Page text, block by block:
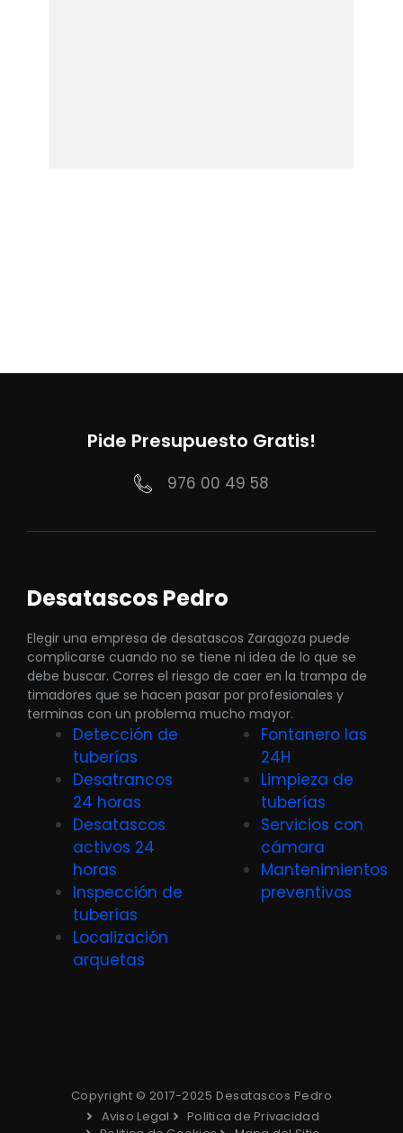
Pide Presupuesto Gratis!
976 00 49 58
Desatascos Pedro
Elegir una empresa de desatascos Zaragoza puede
complicarse cuando no se tiene ni idea de lo que se
debe buscar. Corres el riesgo de caer en la trampa de
timadores que se hacen pasar por profesionales y
terminas con un problema mucho mayor.
Detección de
tuberías
Desatrancos
24 horas
Desatascos
activos 24
horas
Inspección de
tuberías
Localización
arquetas
Fontanero las
24H
Limpieza de
tuberías
Servicios con
cámara
Mantenimientos
preventivos
Copyright © 2017-2025 Desatascos Pedro
Aviso Legal
Politica de Privacidad